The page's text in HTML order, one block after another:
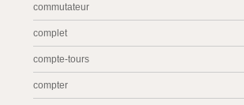
commutateur
complet
compte-tours
compter